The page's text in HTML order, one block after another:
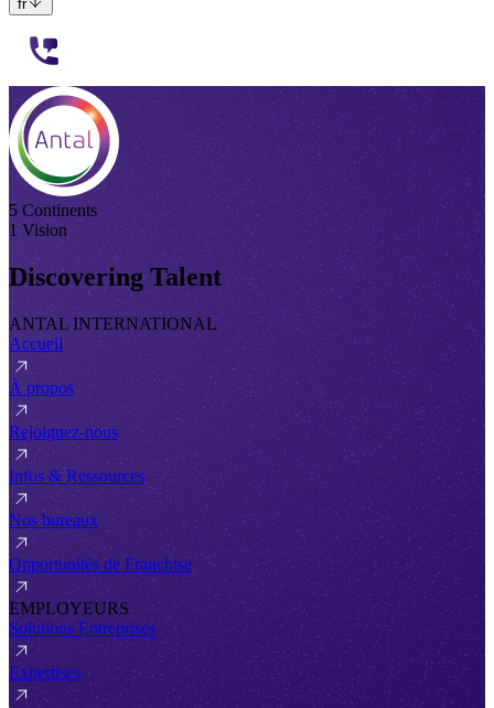
fr
5 Continents
1 Vision
Discovering Talent
ANTAL INTERNATIONAL
Accueil
À propos
Rejoignez-nous
Infos & Ressources
Nos bureaux
Opportunités de Franchise
EMPLOYEURS
Solutions Entreprises
Expertises